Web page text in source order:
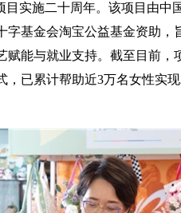
实施二十周年。该项目由中
字基金会淘宝公益基金资助，
赋能与就业支持。截至目前，
，已累计帮助近3万名女性实